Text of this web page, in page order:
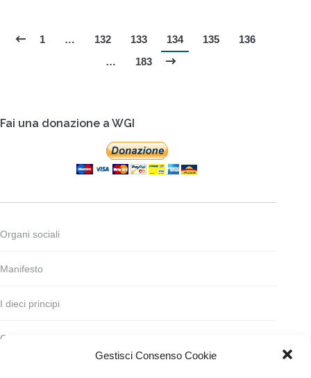
Gestisci Consenso Cookie
1 … 132 133 134 135
136
…
183
Fai una donazione a WGI
Organi sociali
Manifesto
I dieci principi
Codice deontologico